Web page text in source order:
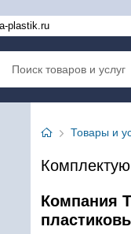
plastik.ru
Товары и
Компания